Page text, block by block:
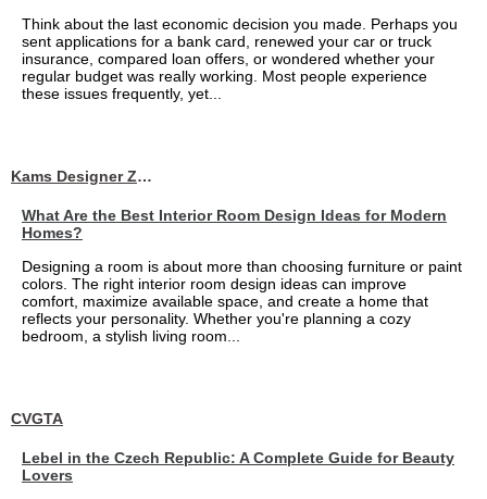
Think about the last economic decision you made. Perhaps you
sent applications for a bank card, renewed your car or truck
insurance, compared loan offers, or wondered whether your
regular budget was really working. Most people experience
these issues frequently, yet...
Kams Designer Zone
What Are the Best Interior Room Design Ideas for Modern
Homes?
Designing a room is about more than choosing furniture or paint
colors. The right interior room design ideas can improve
comfort, maximize available space, and create a home that
reflects your personality. Whether you're planning a cozy
bedroom, a stylish living room...
CVGTA
Lebel in the Czech Republic: A Complete Guide for Beauty
Lovers